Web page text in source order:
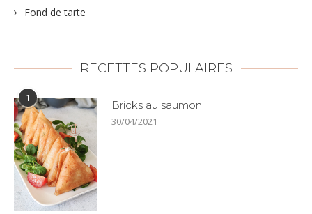
Fond de tarte
RECETTES POPULAIRES
1
Bricks au saumon
30/04/2021